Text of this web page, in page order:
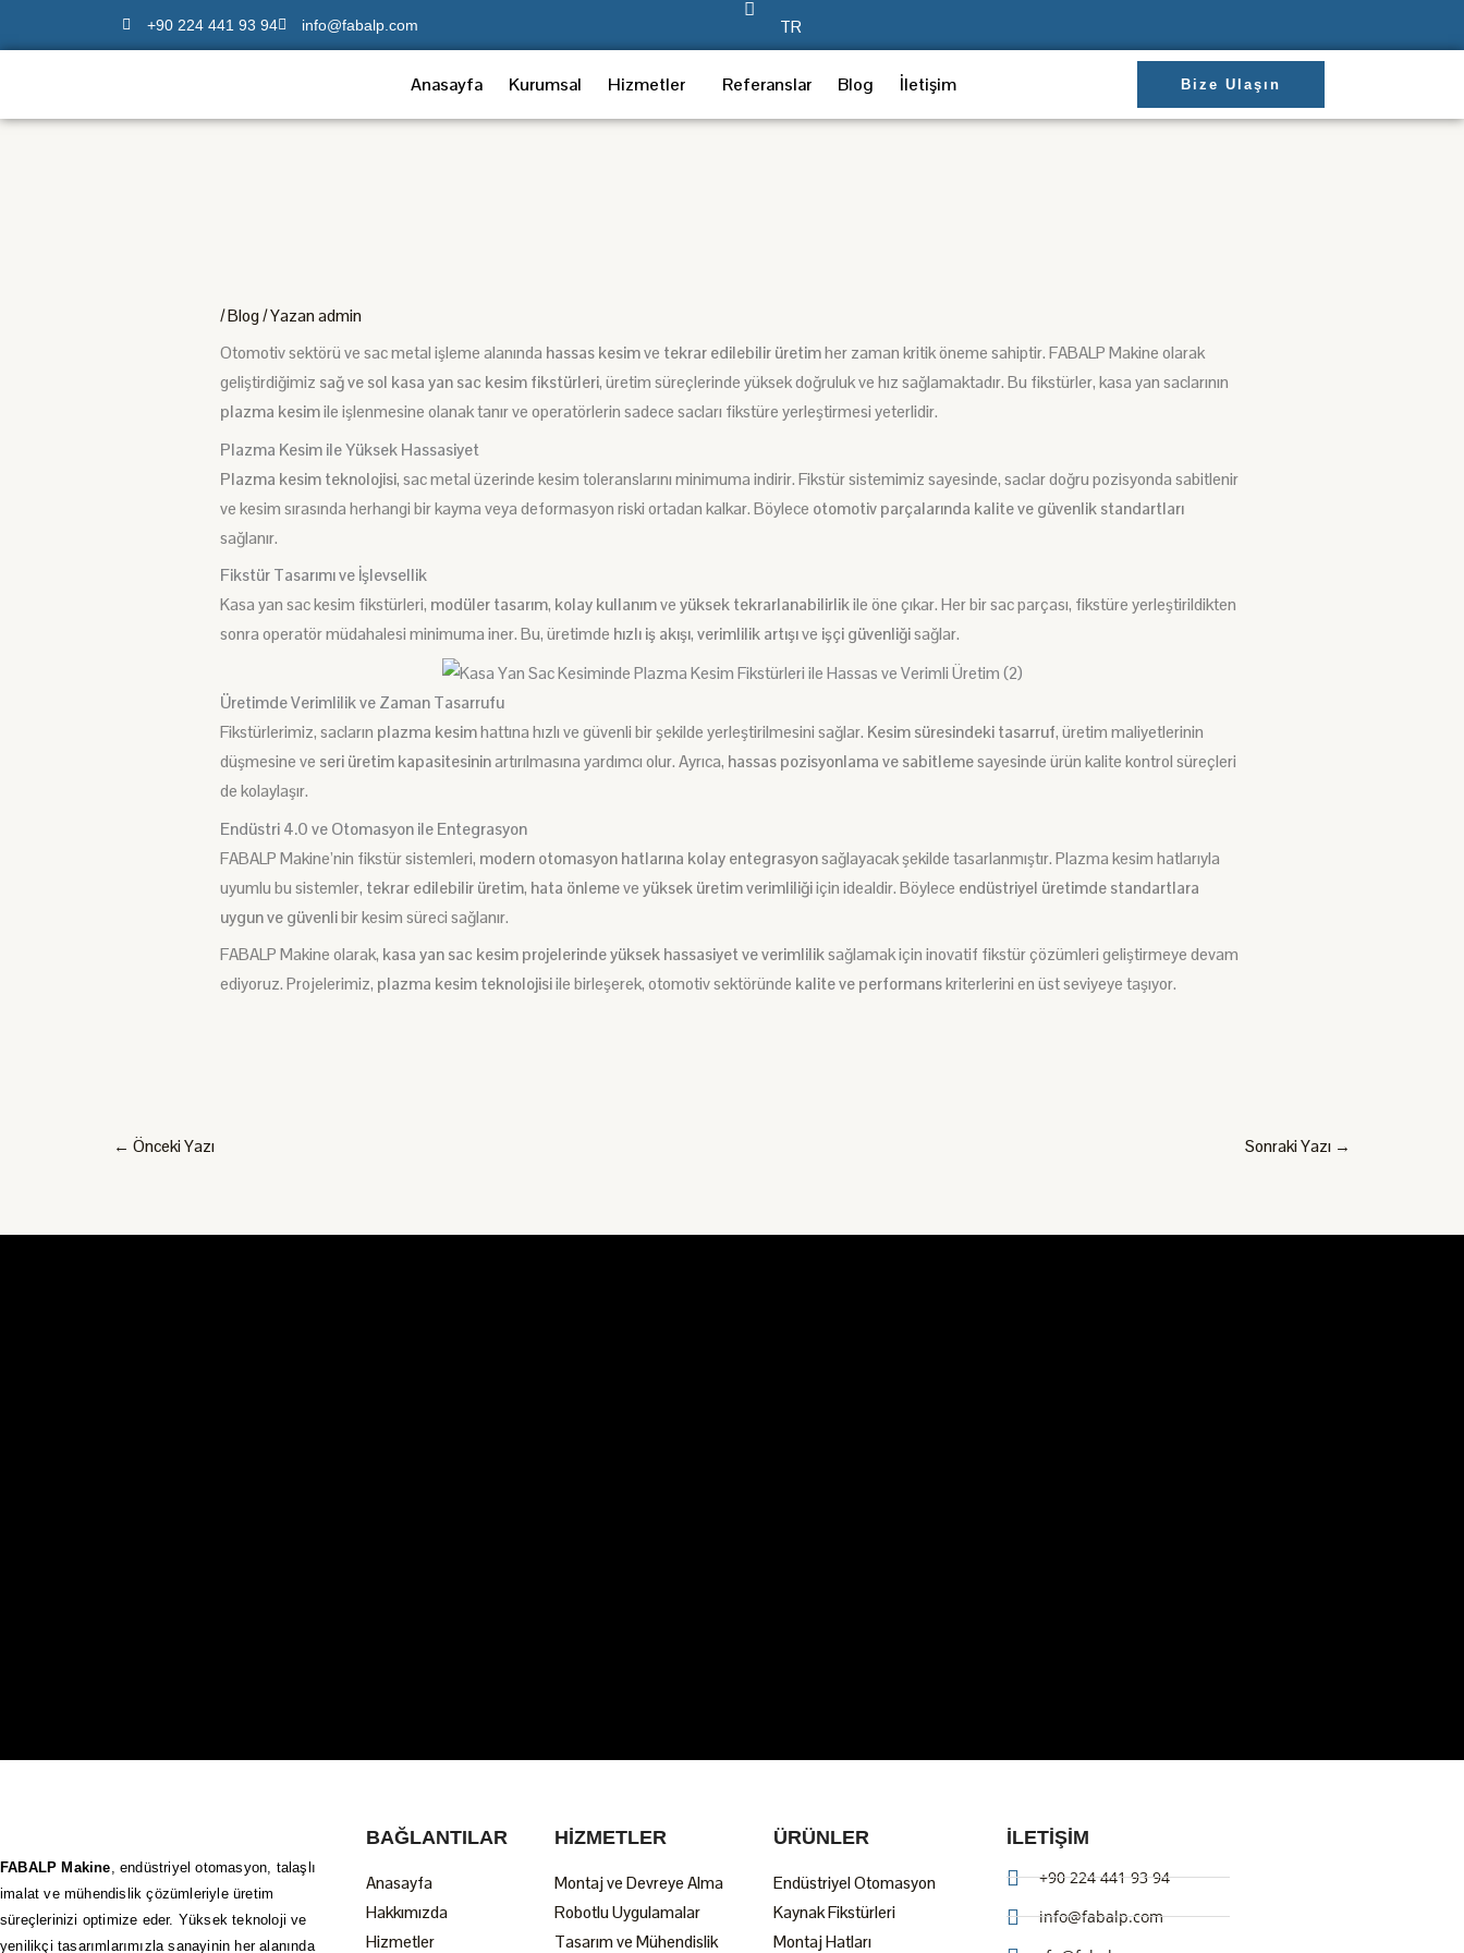
atla
+90 224 441 93 94 info@fabalp.com TR
Anasayfa Kurumsal Hizmetler Referanslar Blog İletişim Bize Ulaşın
/Blog/ Yazanadmin
Otomotivsektörü ve sac metal işleme alanında hassas kesimve tekrar edilebilir üretimher zaman kritik öneme sahiptir. FABALP Makine olarak
geliştirdiğimiz sağ ve sol kasa yan sac kesim fikstürleri, üretim süreçlerindeyüksek doğruluk ve hız sağlamaktadır. Bu fikstürler, kasa yan saclarının
plazma kesimile işlenmesine olanak tanır ve operatörlerin sadecesacları fikstüre yerleştirmesi yeterlidir.
Plazma Kesim ile Yüksek Hassasiyet
Plazma kesim teknolojisi, sac metal üzerindekesim toleranslarını minimuma indirir. Fikstür sistemimiz sayesinde,saclardoğru pozisyonda sabitlenir
ve kesim sırasında herhangi bir kayma veya deformasyon riski ortadan kalkar. Böylece otomotiv parçalarında kalite ve güvenlik standartları
sağlanır.
Fikstür Tasarımı ve İşlevsellik
Kasa yan sac kesim fikstürleri, modüler tasarım, kolay kullanımveyüksek tekrarlanabilirlikile öne çıkar. Her bir sac parçası, fikstüre yerleştirildikten
sonra operatör müdahalesi minimuma iner. Bu, üretimde hızlı iş akışı,verimlilik artışıve işçi güvenliğisağlar.
Üretimde Verimlilik ve Zaman Tasarrufu
Fikstürlerimiz, sacların plazma kesimhattına hızlı ve güvenli bir şekilde yerleştirilmesini sağlar. Kesim süresindeki tasarruf, üretim maliyetlerinin
düşmesine ve seri üretim kapasitesininartırılmasına yardımcı olur. Ayrıca, hassas pozisyonlama ve sabitlemesayesinde ürün kalite kontrol süreçleri
de kolaylaşır.
Endüstri 4.0 ve Otomasyon ile Entegrasyon
FABALP Makine’nin fikstür sistemleri, modern otomasyon hatlarına kolay entegrasyonsağlayacak şekilde tasarlanmıştır.Plazma kesim hatlarıyla
uyumlu bu sistemler, tekrar edilebilir üretim, hata önlemeveyüksek üretim verimliliğiiçin idealdir. Böylece endüstriyel üretimde standartlara
uygun ve güvenlibir kesim süreci sağlanır.
FABALP Makine olarak, kasa yan sac kesim projelerinde yüksek hassasiyet ve verimliliksağlamak için inovatif fikstür çözümleri geliştirmeye devam
ediyoruz. Projelerimiz, plazma kesim teknolojisiile birleşerek, otomotiv sektöründe kalite ve performanskriterlerini en üst seviyeye taşıyor.
← Önceki Yazı Sonraki Yazı →
FABALP Makine , endüstriyel otomasyon, talaşlı
imalat ve mühendislik çözümleriyle üretim
süreçlerinizi optimize eder. Yüksek teknoloji ve
yenilikçi tasarımlarımızla sanayinin her alanında
BAĞLANTILAR
Anasayfa
Hakkımızda
Hizmetler
HIZMETLER
Montaj ve Devreye Alma
Robotlu Uygulamalar
Tasarım ve Mühendislik
ÜRÜNLER
Endüstriyel Otomasyon
Kaynak Fikstürleri
Montaj Hatları
ILETIŞIM
+90 224 441 93 94
info@fabalp.com